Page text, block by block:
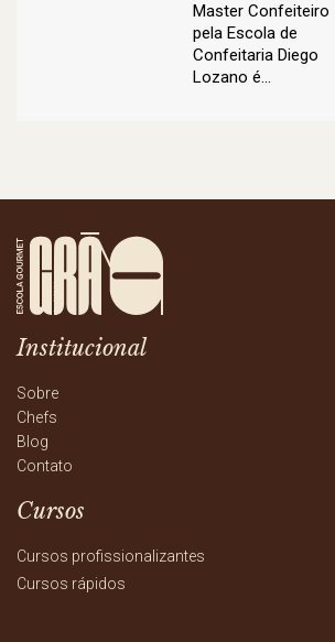
Master Confeiteiro
pela Escola de
Confeitaria Diego
Lozano é…
Institucional
Sobre
Chefs
Blog
Contato
Cursos
Cursos profissionalizantes
Cursos rápidos